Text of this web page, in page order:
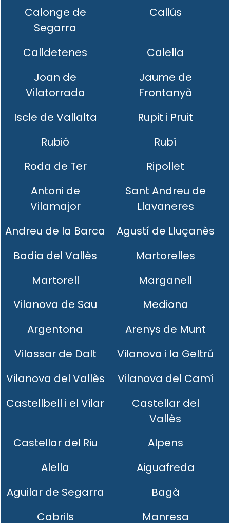
Calonge de
Segarra
Callús
Calldetenes
Calella
Joan de
Vilatorrada
Jaume de
Frontanyà
Iscle de Vallalta
Rupit i Pruit
Rubió
Rubí
Roda de Ter
Ripollet
Antoni de
Vilamajor
Sant Andreu de
Llavaneres
Andreu de la Barca
Agustí de Lluçanès
Badia del Vallès
Martorelles
Martorell
Marganell
Vilanova de Sau
Mediona
Argentona
Arenys de Munt
Vilassar de Dalt
Vilanova i la Geltrú
Vilanova del Vallès
Vilanova del Camí
Castellbell i el Vilar
Castellar del
Vallès
Castellar del Riu
Alpens
Alella
Aiguafreda
Aguilar de Segarra
Bagà
Cabrils
Manresa